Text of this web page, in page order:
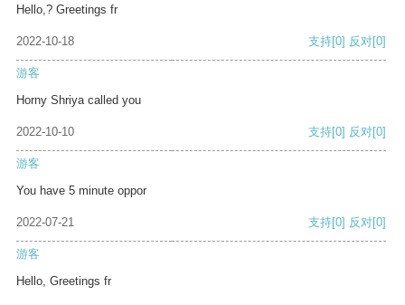
Hello,? Greetings fr
2022-10-18 支持[0] 反对[0]
游客
Horny Shriya called you
2022-10-10 支持[0] 反对[0]
游客
You have 5 minute oppor
2022-07-21 支持[0] 反对[0]
游客
Hello, Greetings fr